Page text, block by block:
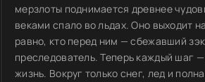
мерзлоты поднимается древнее
веками спало во льдах. Оно выходит
равно, кто перед ним — сбежавший
преследователь. Теперь каждый шаг —
жизнь. Вокруг только снег, лед и